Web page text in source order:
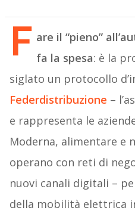
F are il “pieno”
fa la spesa: è la
siglato un protocollo
Federdistribuzione –
e rappresenta le
Moderna, alimentare e
operano con reti di
nuovi canali digitali –
della mobilità elettrica